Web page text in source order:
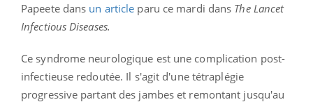
Papeete dans un article paru ce mardi dans The Lancet
Infectious Diseases.
Ce syndrome neurologique est une complication post-
infectieuse redoutée. Il s'agit d'une tétraplégie
progressive partant des jambes et remontant jusqu'au